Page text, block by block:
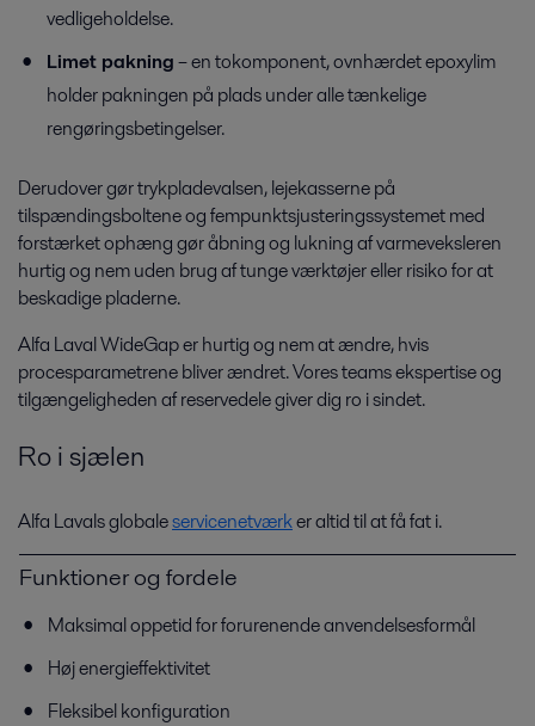
Biobrændsel
Udviklingen af brændsel fra vedvarende energikilder som ætanol og
biodiesel er af stor betydning for at sikre fremtidens energiforsyning,
reducerer vores afhængighed af olie, CO2-udledning og miljøpåv
Alfa Laval har en bred vifte af hygiejnisk, specialbygget udstyr, der
effektiv produktion af proteiner fra pattedyrscellekulturer.
vedligeholdelse.
Limet pakning– en tokomponent, ovnhærdet epoxylim
holder pakningen på plads under alle tænkelige
rengøringsbetingelser.
Derudover gør trykpladevalsen, lejekasserne på
tilspændingsboltene og fempunktsjusteringssystemet med
forstærket ophæng gør åbning og lukning af varmeveksleren
hurtig og nem uden brug af tunge værktøjer eller risiko for at
beskadige pladerne.
Alfa Laval WideGap er hurtig og nem at ændre, hvis
procesparametrene bliver ændret. Vores teams ekspertise og
tilgængeligheden af reservedele giver dig ro i sindet.
Ro i sjælen
Alfa Lavals globaleservicenetværker altid til at få fat i.
Funktioner og fordele
Maksimal oppetid for forurenende anvendelsesformål
Høj energieffektivitet
Fleksibel konfiguration